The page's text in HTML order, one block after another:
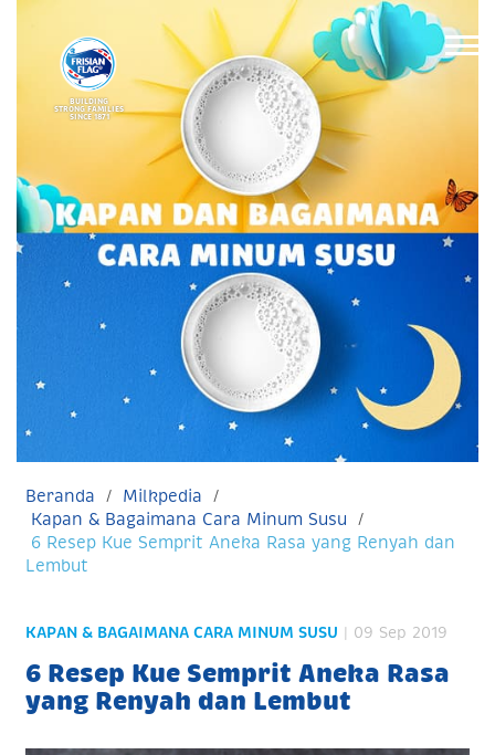
BUILDING
STRONG FAMILIES
SINCE 1871
Beranda
Milkpedia
Kapan & Bagaimana Cara Minum Susu
6 Resep Kue Semprit Aneka Rasa yang Renyah dan
Lembut
KAPAN & BAGAIMANA CARA MINUM SUSU | 09 Sep 2019
6 Resep Kue Semprit Aneka Rasa
yang Renyah dan Lembut